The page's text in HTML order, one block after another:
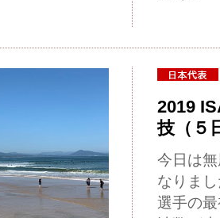
2019
技（５
今日は
なりま
選手の